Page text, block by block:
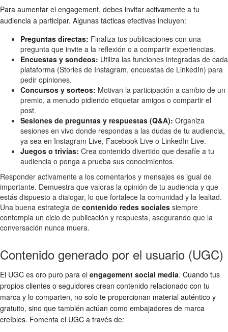
Para aumentar el engagement, debes invitar activamente a tu
audiencia a participar. Algunas tácticas efectivas incluyen:
Preguntas directas: Finaliza tus publicaciones con una
pregunta que invite a la reflexión o a compartir experiencias.
Encuestas y sondeos: Utiliza las funciones integradas de cada
plataforma (Stories de Instagram, encuestas de LinkedIn) para
pedir opiniones.
Concursos y sorteos: Motivan la participación a cambio de un
premio, a menudo pidiendo etiquetar amigos o compartir el
post.
Sesiones de preguntas y respuestas (Q&A): Organiza
sesiones en vivo donde respondas a las dudas de tu audiencia,
ya sea en Instagram Live, Facebook Live o LinkedIn Live.
Juegos o trivias: Crea contenido divertido que desafíe a tu
audiencia o ponga a prueba sus conocimientos.
Responder activamente a los comentarios y mensajes es igual de
importante. Demuestra que valoras la opinión de tu audiencia y que
estás dispuesto a dialogar, lo que fortalece la comunidad y la lealtad.
Una buena estrategia de contenido redes sociales siempre
contempla un ciclo de publicación y respuesta, asegurando que la
conversación nunca muera.
Contenido generado por el usuario (UGC)
El UGC es oro puro para el engagement social media. Cuando tus
propios clientes o seguidores crean contenido relacionado con tu
marca y lo comparten, no solo te proporcionan material auténtico y
gratuito, sino que también actúan como embajadores de marca
creíbles. Fomenta el UGC a través de: